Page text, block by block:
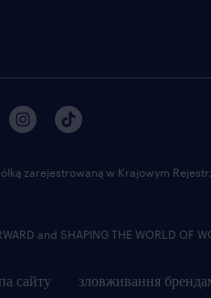
сайту зловживання
zarejestrowaną w Krajowym
and SHAPING THE WORLD